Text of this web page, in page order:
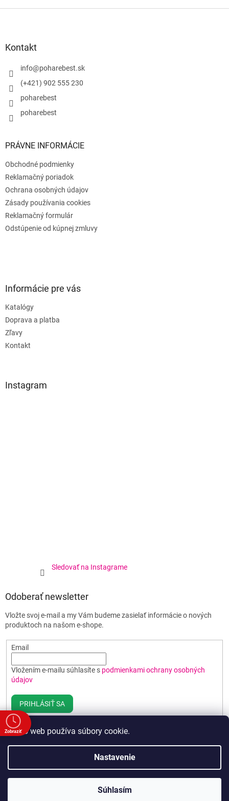
Tento web používa súbory cookie.
Nastavenie
Súhlasím
Kontakt
info@poharebest.sk
(+421) 902 555 230
poharebest
poharebest
PRÁVNE INFORMÁCIE
Obchodné podmienky
Reklamačný poriadok
Ochrana osobných údajov
Zásady používania cookies
Reklamačný formulár
Odstúpenie od kúpnej zmluvy
Informácie pre vás
Katalógy
Doprava a platba
Zľavy
Kontakt
Instagram
Sledovať na Instagrame
Odoberať newsletter
Vložte svoj e-mail a my Vám budeme zasielať informácie o nových
produktoch na našom e-shope.
Email
Vložením e-mailu súhlasíte s podmienkami ochrany osobných
údajov
PRIHLÁSIŤ SA
Vytvoril Shoptet
Copyright 2026Poháre BEST. Všetky práva vyhradené.Upraviť
nastavenie cookies
Zobraziť